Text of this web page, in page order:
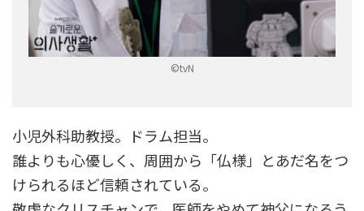
©tvN
小児外科助教授。ドラム担当。
誰よりも心優しく、周囲から「仏様」とあだ名をつ
けられるほど信頼されている。